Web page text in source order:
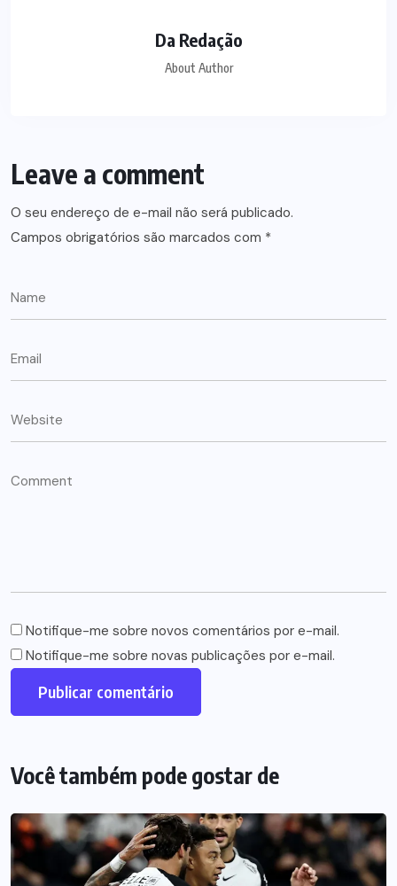
Da Redação
About Author
Leave a comment
O seu endereço de e-mail não será publicado.
Campos obrigatórios são marcados com *
Notifique-me sobre novos comentários por e-mail.
Notifique-me sobre novas publicações por e-mail.
Você também pode gostar de